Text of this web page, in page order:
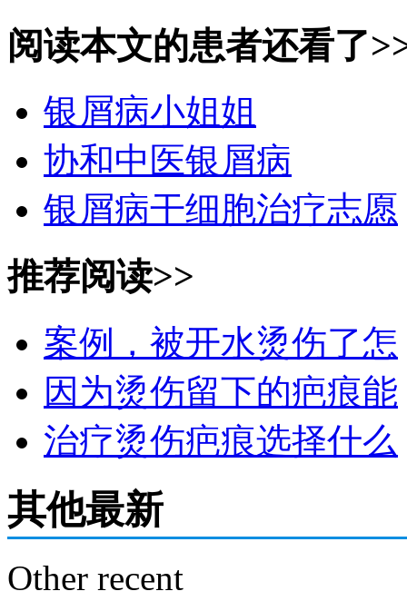
阅读本文的患者还看了
银屑病小姐姐
协和中医银屑病
银屑病干细胞治疗志愿
推荐阅读>>
案例，被开水烫伤了怎
因为烫伤留下的疤痕能
治疗烫伤疤痕选择什么
其他最新
Other recent